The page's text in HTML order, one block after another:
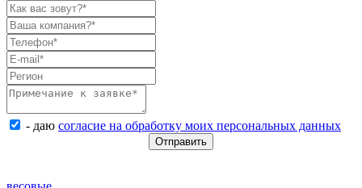
- даю согласие на обработку моих персональных данных